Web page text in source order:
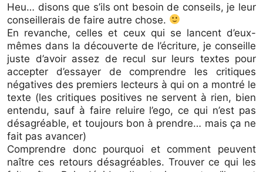
Heu… disons que s’ils ont besoin de conseils, je leur
conseillerais de faire autre chose.
En revanche, celles et ceux qui se lancent d’eux-
mêmes dans la découverte de l’écriture, je conseille
juste d’avoir assez de recul sur leurs textes pour
accepter d’essayer de comprendre les critiques
négatives des premiers lecteurs à qui on a montré le
texte (les critiques positives ne servent à rien, bien
entendu, sauf à faire reluire l’ego, ce qui n’est pas
désagréable, et toujours bon à prendre… mais ça ne
fait pas avancer)
Comprendre donc pourquoi et comment peuvent
naître ces retours désagréables. Trouver ce qui les